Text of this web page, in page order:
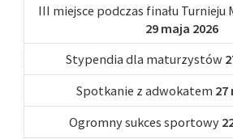
III miejsce podczas finału
29 maja 2026
Stypendia dla maturzystów
Spotkanie z adwokatem 27
Ogromny sukces sportowy